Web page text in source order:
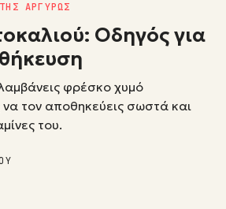
ΑΡΓΥΡΩΣ
Οδηγός για
φρέσκο χυμό
τον αποθηκεύεις σωστά και
του.